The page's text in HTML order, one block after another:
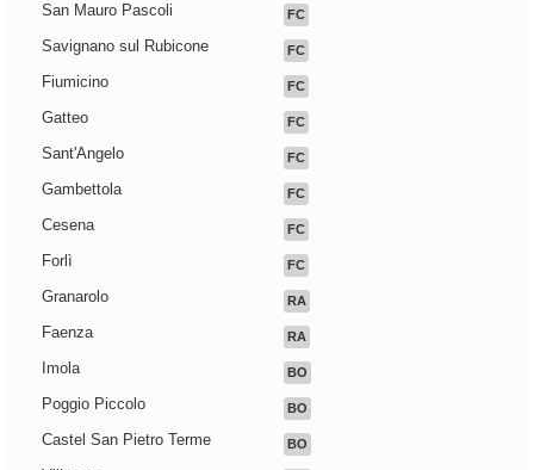
San Mauro Pascoli FC
Savignano sul Rubicone FC
Fiumicino FC
Gatteo FC
Sant'Angelo FC
Gambettola FC
Cesena FC
Forlì FC
Granarolo RA
Faenza RA
Imola BO
Poggio Piccolo BO
Castel San Pietro Terme BO